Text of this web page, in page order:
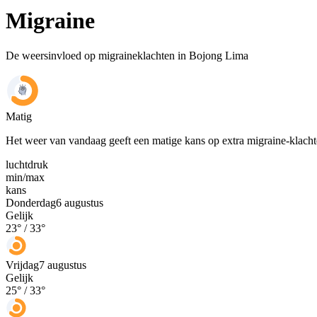
Migraine
De weersinvloed op migraineklachten in Bojong Lima
Matig
Het weer van vandaag geeft een matige kans op extra migraine-
luchtdruk
min/max
kans
Donderdag6 augustus
Gelijk
23° /33°
Vrijdag7 augustus
Gelijk
25° /33°